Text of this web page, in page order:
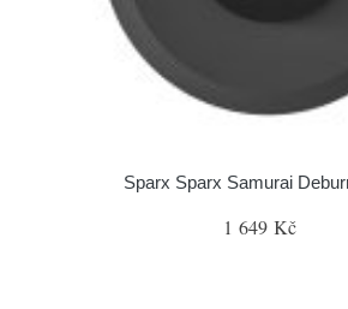
Sparx Sparx Samurai
1 649 Kč